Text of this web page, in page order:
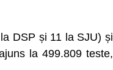
DSP și 11 la SJU) și
la 499.809 teste,